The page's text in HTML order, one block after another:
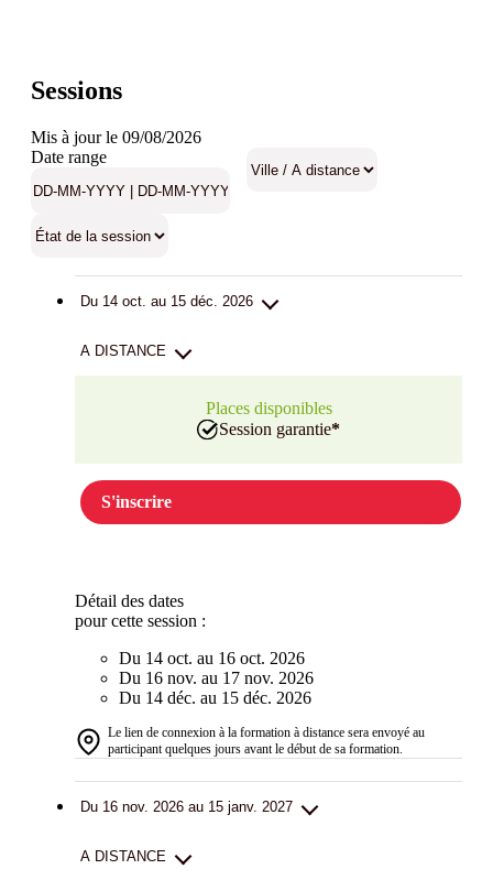
Sessions
Mis à jour le 09/08/2026
Date range
Du 14 oct. au 15 déc. 2026
A DISTANCE
Places disponibles
Session garantie*
S'inscrire
Détail des dates
pour cette session :
Du 14 oct. au 16 oct. 2026
Du 16 nov. au 17 nov. 2026
Du 14 déc. au 15 déc. 2026
Le lien de connexion à la formation à distance sera envoyé au
participant quelques jours avant le début de sa formation.
Du 16 nov. 2026 au 15 janv. 2027
A DISTANCE